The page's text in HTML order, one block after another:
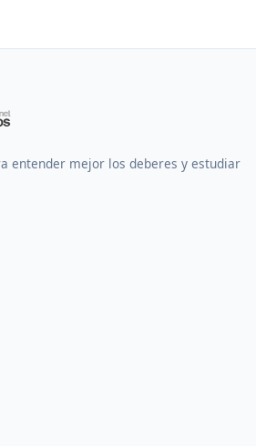
entender mejor los deberes y estudiar